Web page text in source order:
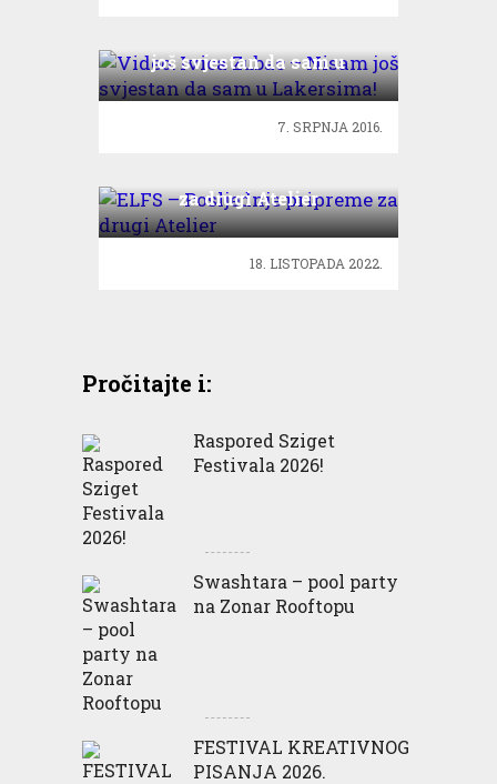
još svjestan da sam u
Lakersima!
7. SRPNJA 2016.
za drugi Atelier
18. LISTOPADA 2022.
Pročitajte i:
Raspored Sziget
Festivala 2026!
Swashtara – pool party
na Zonar Rooftopu
FESTIVAL KREATIVNOG
PISANJA 2026.